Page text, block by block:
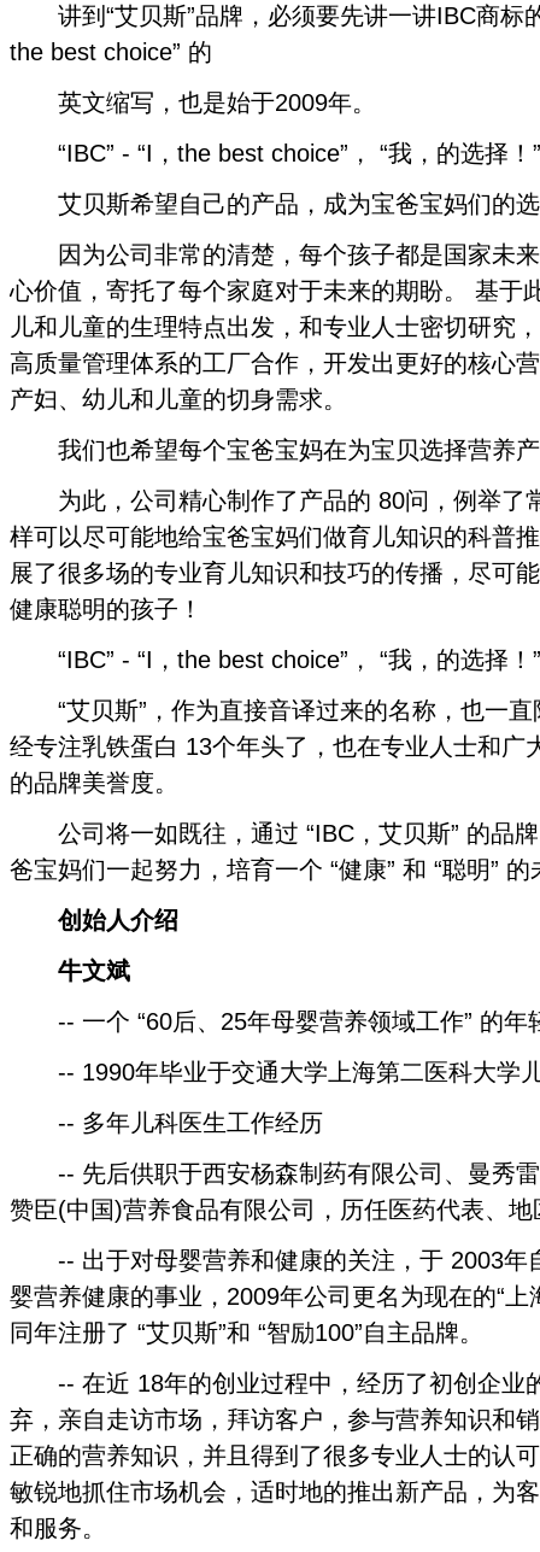
讲到“艾贝斯”品牌，必须要先讲一讲IBC商标
the best choice” 的
英文缩写，也是始于2009年。
“IBC” - “I，the best choice”， “我，的选择！”
艾贝斯希望自己的产品，成为宝爸宝妈们的
因为公司非常的清楚，每个孩子都是国家未来
心价值，寄托了每个家庭对于未来的期盼。 基于
儿和儿童的生理特点出发，和专业人士密切研究
高质量管理体系的工厂合作，开发出更好的核心
产妇、幼儿和儿童的切身需求。
我们也希望每个宝爸宝妈在为宝贝选择营养产
为此，公司精心制作了产品的 80问，例举了
样可以尽可能地给宝爸宝妈们做育儿知识的科普
展了很多场的专业育儿知识和技巧的传播，尽可
健康聪明的孩子！
“IBC” - “I，the best choice”， “我，的选择！”
“艾贝斯”，作为直接音译过来的名称，也一直
经专注乳铁蛋白 13个年头了，也在专业人士和广
的品牌美誉度。
公司将一如既往，通过 “IBC，艾贝斯” 的品
爸宝妈们一起努力，培育一个 “健康” 和 “聪明”
创始人介绍
牛文斌
-- 一个 “60后、25年母婴营养领域工作” 的年
-- 1990年毕业于交通大学上海第二医科大学
-- 多年儿科医生工作经历
-- 先后供职于西安杨森制药有限公司、曼秀雷
赞臣(中国)营养食品有限公司，历任医药代表、
-- 出于对母婴营养和健康的关注，于 2003年
婴营养健康的事业，2009年公司更名为现在的“上
同年注册了 “艾贝斯”和 “智励100”自主品牌。
-- 在近 18年的创业过程中，经历了初创企业
弃，亲自走访市场，拜访客户，参与营养知识和
正确的营养知识，并且得到了很多专业人士的认
敏锐地抓住市场机会，适时地的推出新产品，为
和服务。